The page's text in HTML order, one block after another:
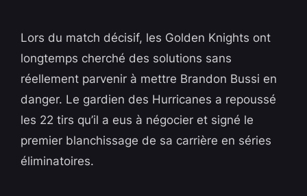
Lors du match décisif, les Golden Knights ont
longtemps cherché des solutions sans
réellement parvenir à mettre Brandon Bussi en
danger. Le gardien des Hurricanes a repoussé
les 22 tirs qu’il a eus à négocier et signé le
premier blanchissage de sa carrière en séries
éliminatoires.